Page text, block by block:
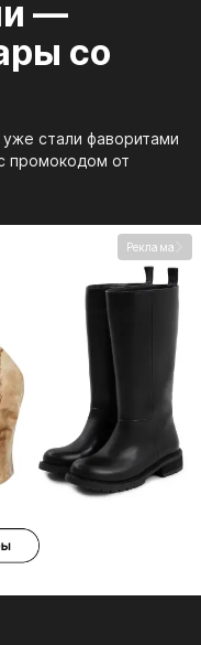
—
со
стали фаворитами
промокодом от
Реклама